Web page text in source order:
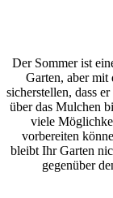
Der Sommer ist
Garten, aber mit
sicherstellen, dass
über das Mulchen
viele
vorbereiten
bleibt Ihr Garten
gegenüber